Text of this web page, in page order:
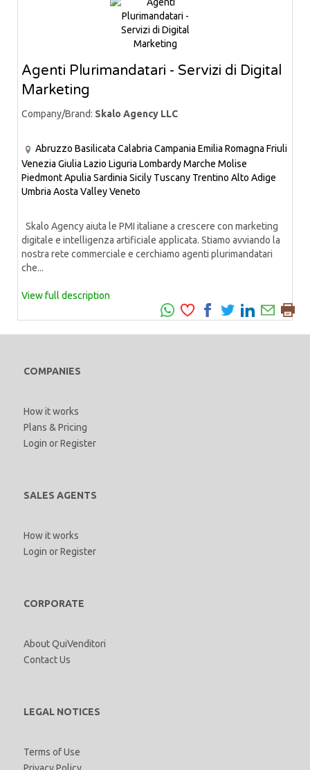
Agenti Plurimandatari - Servizi di Digital
Marketing
Company/Brand: Skalo Agency LLC
Abruzzo Basilicata Calabria Campania Emilia Romagna Friuli
Venezia Giulia Lazio Liguria LombardyMarche Molise
PiedmontApulia Sardinia Sicily Tuscany Trentino Alto Adige
Umbria Aosta ValleyVeneto
Skalo Agency aiuta le PMI italiane a crescere con marketing
digitale e intelligenza artificiale applicata. Stiamo avviando la
nostra rete commerciale e cerchiamo agenti plurimandatari
che...
View full description
COMPANIES
How it works
Plans & Pricing
Login orRegister
SALES AGENTS
How it works
Login orRegister
CORPORATE
About QuiVenditori
Contact Us
LEGAL NOTICES
Terms of Use
Privacy Policy